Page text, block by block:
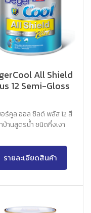
All Shield
12 Semi-Gloss
อร์คูล ออล ชิลด์ พลัส 12 สี
บ้านสูตรน้ำ ชนิดกึ่งเงา
รายละเอียดสินค้า